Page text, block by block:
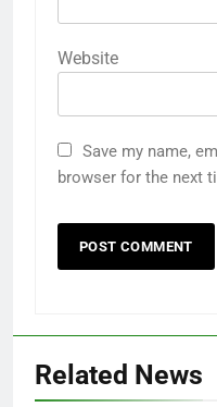
Website
Save my name,
browser for the next
Related News